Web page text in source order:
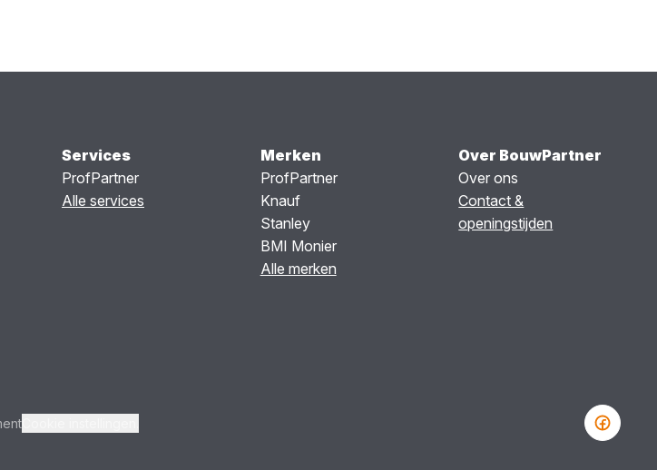
Services
ProfPartner
Alle services
Merken
ProfPartner
Knauf
Stanley
BMI Monier
Alle merken
Over BouwPartner
Over ons
Contact &
openingstijden